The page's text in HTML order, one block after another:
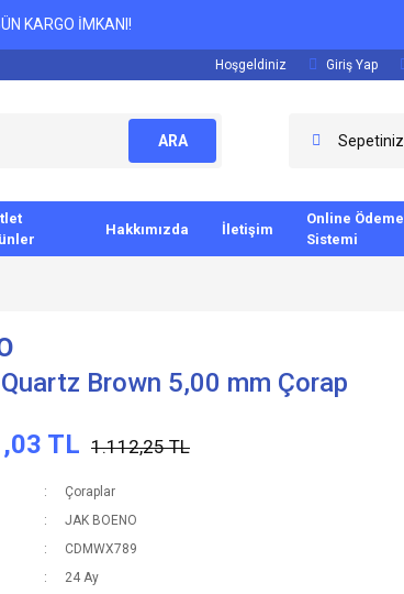
KARGO İMKANI!
Hoşgeldiniz Giriş Yap
ARA Sepetiniz
Hakkımızda İletişim
Online Ödeme
Sistemi
Brown 5,00 mm Çorap
TL 1.112,25 TL
Çoraplar
JAK BOENO
CDMWX789
24 Ay